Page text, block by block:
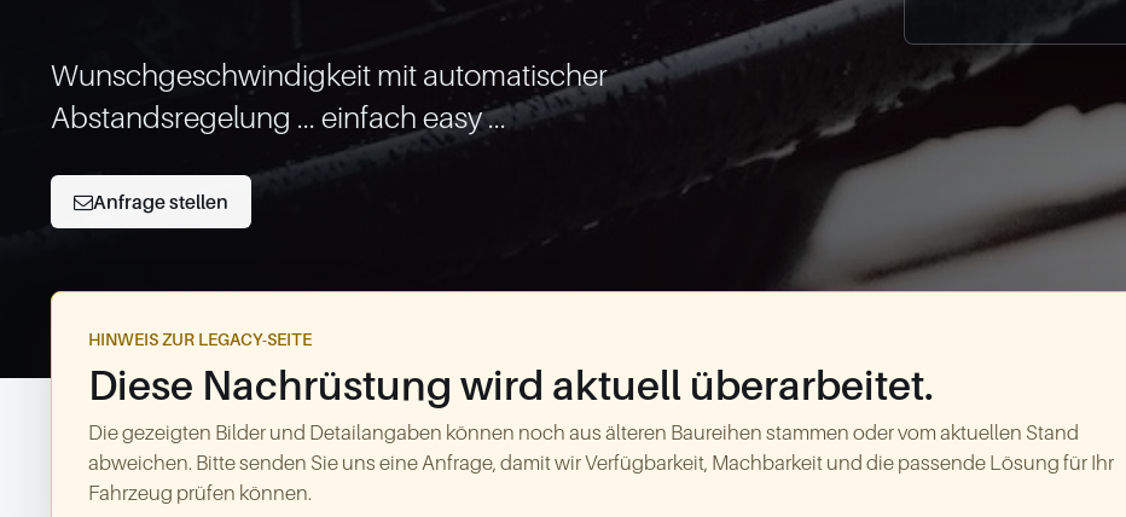
Wunschgeschwindigkeit mit automatischer
Abstandsregelung ... einfach easy ...
Anfrage stellen
HINWEIS ZUR LEGACY-SEITE
Diese Nachrüstung wird aktuell überarbeitet.
Die gezeigten Bilder und Detailangaben können noch aus älteren Baureihen stammen oder vom aktuellen Stand
abweichen. Bitte senden Sie uns eine Anfrage, damit wir Verfügbarkeit, Machbarkeit und die passende Lösung für Ihr
Fahrzeug prüfen können.